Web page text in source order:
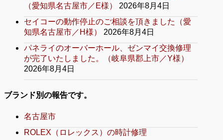
（愛知県名古屋市／E様）
2026年8月4日
セイコーの動作停止のご相談を頂きました（愛
知県名古屋市／H様）
2026年8月4日
パネライのオーバーホール、ゼンマイ交換修理
が完了いたしました。（岐阜県郡上市／Y様）
2026年8月4日
ブランド別の報告です。
名古屋市
ROLEX（ロレックス）の時計修理